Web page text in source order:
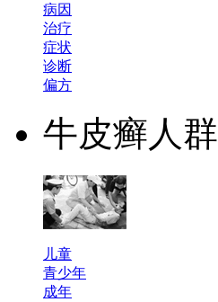
病因
治疗
症状
诊断
偏方
牛皮癣人群
儿童
青少年
成年